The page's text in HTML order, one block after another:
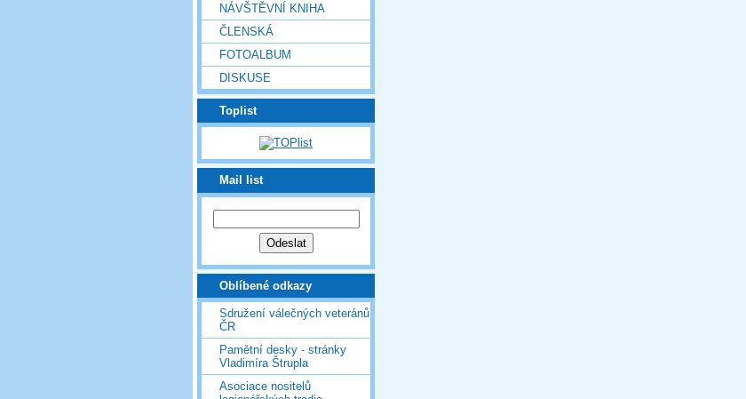
NÁVŠTĚVNÍ KNIHA
ČLENSKÁ
FOTOALBUM
DISKUSE
Toplist
Mail list
Oblíbené odkazy
Sdružení válečných veteránů
ČR
Pamětní desky - stránky
Vladimíra Štrupla
Asociace nositelů